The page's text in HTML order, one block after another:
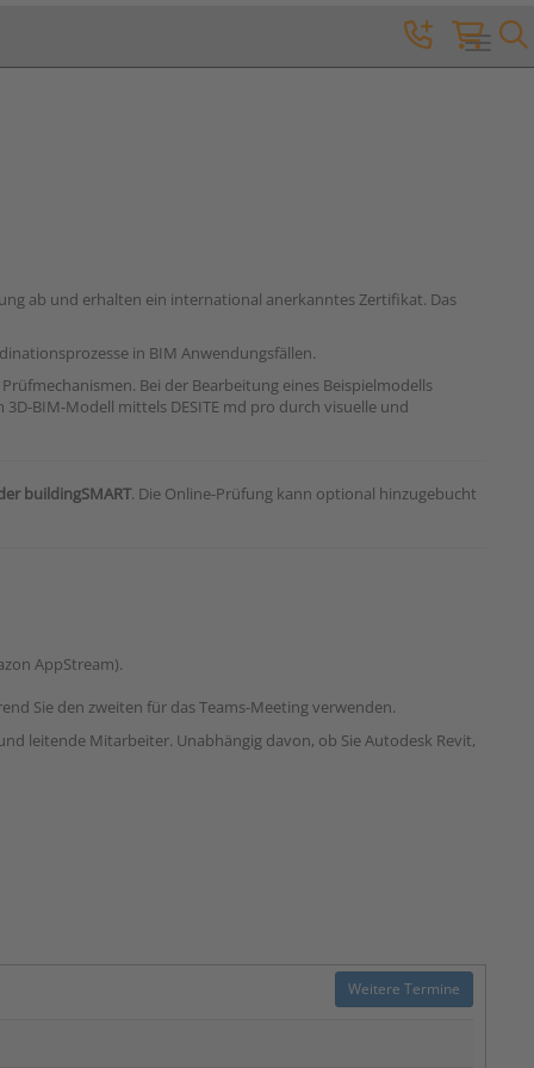
Toggle
ab und erhalten ein international anerkanntes Zertifikat. Das
in BIM Anwendungsfällen.
Bei der Bearbeitung eines Beispielmodells
BIM-Modell mittels DESITE md pro durch visuelle und
buildingSMART. Die Online-Prüfung kann optional hinzugebucht
AppStream).
Sie den zweiten für das Teams-Meeting verwenden.
leitende Mitarbeiter. Unabhängig davon, ob Sie Autodesk Revit,
Weitere Termine